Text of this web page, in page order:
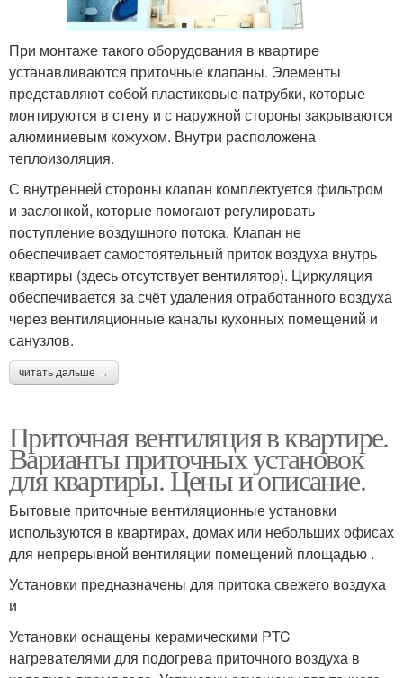
При монтаже такого оборудования в квартире
устанавливаются приточные клапаны. Элементы
представляют собой пластиковые патрубки, которые
монтируются в стену и с наружной стороны закрываются
алюминиевым кожухом. Внутри расположена
теплоизоляция.
С внутренней стороны клапан комплектуется фильтром
и заслонкой, которые помогают регулировать
поступление воздушного потока. Клапан не
обеспечивает самостоятельный приток воздуха внутрь
квартиры (здесь отсутствует вентилятор). Циркуляция
обеспечивается за счёт удаления отработанного воздуха
через вентиляционные каналы кухонных помещений и
санузлов.
читать дальше →
Приточная вентиляция в квартире.
Варианты приточных установок
для квартиры. Цены и описание.
Бытовые приточные вентиляционные установки
используются в квартирах, домах или небольших офисах
для непрерывной вентиляции помещений площадью .
Установки предназначены для притока свежего воздуха
и
Установки оснащены керамическими PTC
нагревателями для подогрева приточного воздуха в